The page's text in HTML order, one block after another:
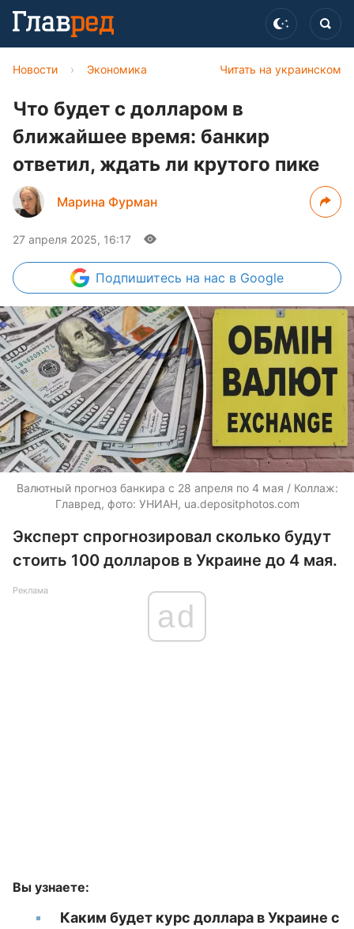
Читать на украинском
Новости › Экономика
Что будет с долларом в
ближайшее время: банкир
ответил, ждать ли крутого пике
Марина Фурман
27 апреля 2025, 16:17
Подпишитесь на нас в Google
Валютный прогноз банкира с 28 апреля по 4 мая / Коллаж:
Главред, фото: УНИАН, ua.depositphotos.com
Эксперт спрогнозировал сколько будут
стоить 100 долларов в Украине до 4 мая.
Реклама
ad
Вы узнаете:
Каким будет курс доллара в Украине с